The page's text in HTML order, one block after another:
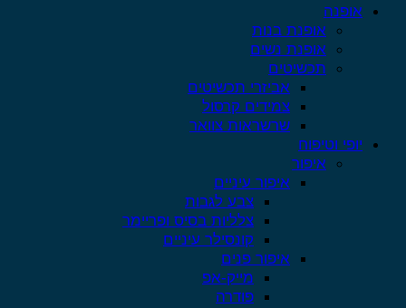
אופנה
אופנת בנות
אופנת נשים
תכשיטים
אביזרי תכשיטים
צמידים קרסול
שרשראות צוואר
יופי וטיפוח
איפור
איפור עיניים
צבע לגבות
צלליות בסיס ופריימר
קונסילר עיניים
איפור פנים
מייק-אפ
פודרה